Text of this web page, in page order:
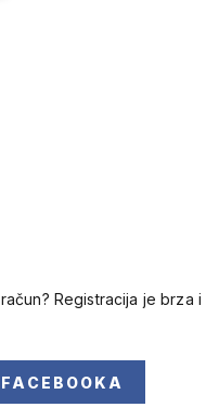
Registracija je brza i